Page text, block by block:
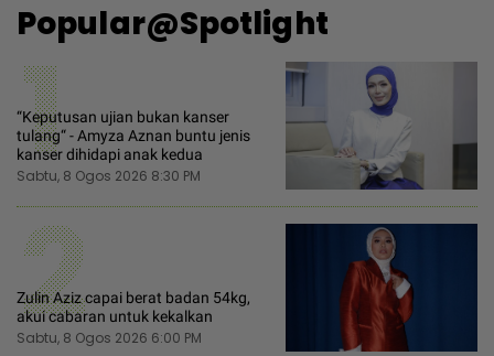
Popular@Spotlight
1
“Keputusan ujian bukan kanser
tulang“ - Amyza Aznan buntu jenis
kanser dihidapi anak kedua
Sabtu, 8 Ogos 2026 8:30 PM
2
Zulin Aziz capai berat badan 54kg,
akui cabaran untuk kekalkan
Sabtu, 8 Ogos 2026 6:00 PM